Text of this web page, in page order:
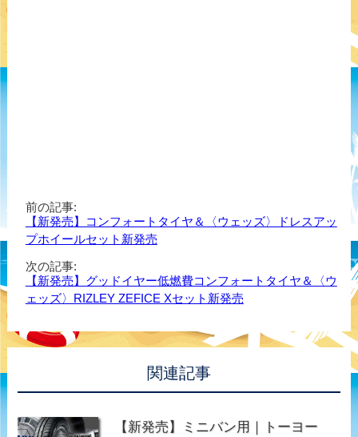
前の記事:
【新発売】コンフォートタイヤ＆〈ウェッズ〉ドレスアッ
プホイールセット新発売
次の記事:
【新発売】グッドイヤー低燃費コンフォートタイヤ＆〈ウ
ェッズ〉RIZLEY ZEFICE Xセット新発売
関連記事
【新発売】ミニバン用｜トーヨー